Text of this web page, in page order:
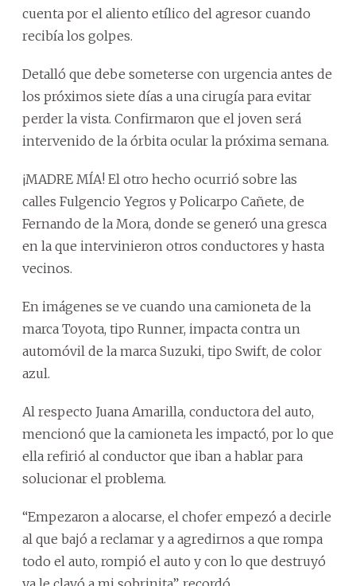
cuenta por el aliento etílico del agresor cuando
recibía los golpes.
Detalló que debe someterse con urgencia antes de
los próximos siete días a una cirugía para evitar
perder la vista. Confirmaron que el joven será
intervenido de la órbita ocular la próxima semana.
¡MADRE MÍA! El otro hecho ocurrió sobre las
calles Fulgencio Yegros y Policarpo Cañete, de
Fernando de la Mora, donde se generó una gresca
en la que intervinieron otros conductores y hasta
vecinos.
En imágenes se ve cuando una camioneta de la
marca Toyota, tipo Runner, impacta contra un
automóvil de la marca Suzuki, tipo Swift, de color
azul.
Al respecto Juana Amarilla, conductora del auto,
mencionó que la camioneta les impactó, por lo que
ella refirió al conductor que iban a hablar para
solucionar el problema.
“Empezaron a alocarse, el chofer empezó a decirle
al que bajó a reclamar y a agredirnos a que rompa
todo el auto, rompió el auto y con lo que destruyó